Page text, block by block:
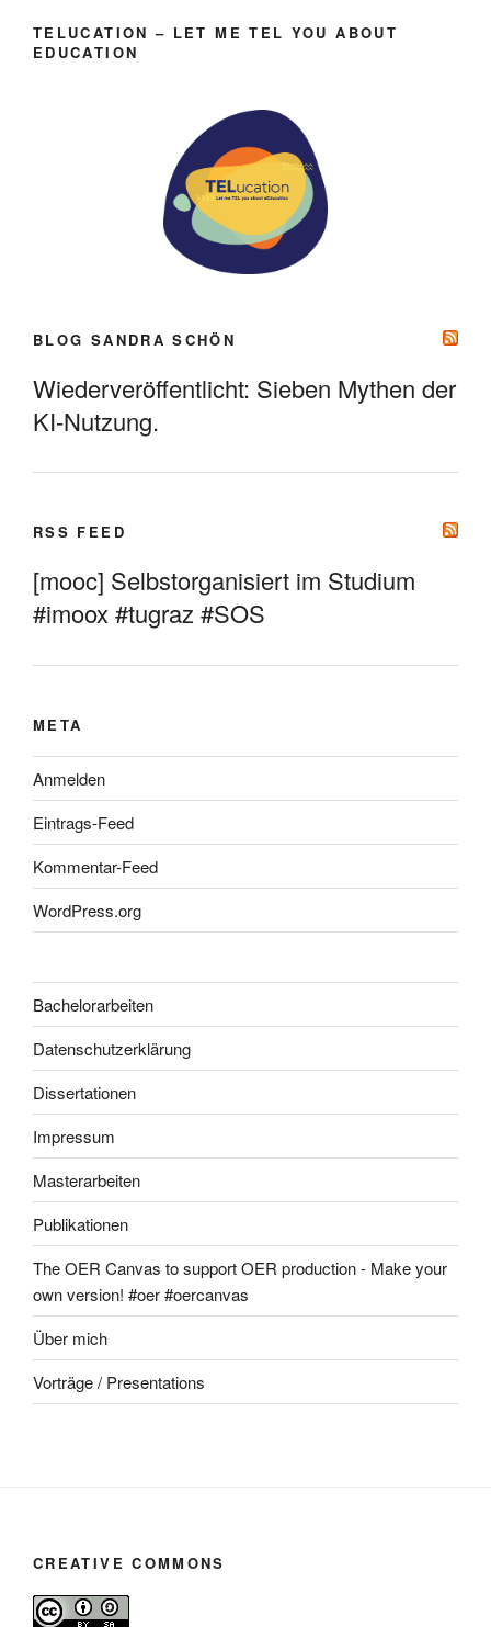
TELUCATION – LET ME TEL YOU ABOUT
EDUCATION
BLOG SANDRA SCHÖN
Wiederveröffentlicht: Sieben Mythen der
KI-Nutzung.
RSS FEED
[mooc] Selbstorganisiert im Studium
#imoox #tugraz #SOS
META
Anmelden
Eintrags-Feed
Kommentar-Feed
WordPress.org
Bachelorarbeiten
Datenschutzerklärung
Dissertationen
Impressum
Masterarbeiten
Publikationen
The OER Canvas to support OER production - Make your
own version! #oer #oercanvas
Über mich
Vorträge / Presentations
CREATIVE COMMONS